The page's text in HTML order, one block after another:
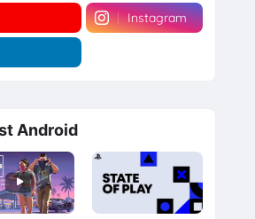
Instagram
Android